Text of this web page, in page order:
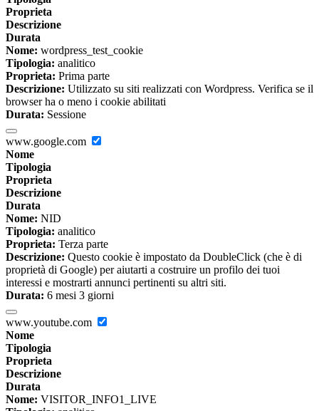
Proprieta
Descrizione
Durata
Nome: wordpress_test_cookie
Tipologia: analitico
Proprieta: Prima parte
Descrizione: Utilizzato su siti realizzati con Wordpress. Verifica se il
browser ha o meno i cookie abilitati
Durata: Sessione
www.google.com
Nome
Tipologia
Proprieta
Descrizione
Durata
Nome: NID
Tipologia: analitico
Proprieta: Terza parte
Descrizione: Questo cookie è impostato da DoubleClick (che è di
proprietà di Google) per aiutarti a costruire un profilo dei tuoi
interessi e mostrarti annunci pertinenti su altri siti.
Durata: 6 mesi 3 giorni
www.youtube.com
Nome
Tipologia
Proprieta
Descrizione
Durata
Nome: VISITOR_INFO1_LIVE